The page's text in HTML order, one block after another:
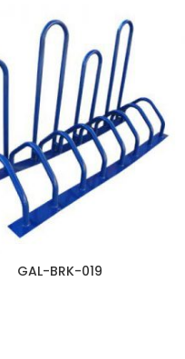
GAL-BRK-019